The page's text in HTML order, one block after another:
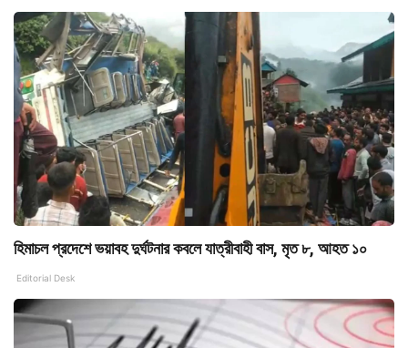
হিমাচল প্রদেশে ভয়াবহ দুর্ঘটনার কবলে যাত্রীবাহী বাস, মৃত ৮, আহত ১০
Editorial Desk